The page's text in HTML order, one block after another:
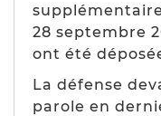
28 septembre
ont été
La défense
parole en